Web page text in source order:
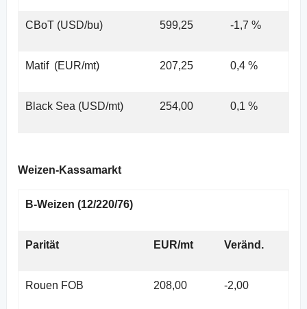
CBoT (USD/bu) 599,25 -1,7 %
Matif (EUR/mt) 207,25 0,4 %
Black Sea (USD/mt) 254,00 0,1 %
Weizen-Kassamarkt
B-Weizen (12/220/76)
Parität EUR/mt Veränd.
Rouen FOB 208,00 -2,00